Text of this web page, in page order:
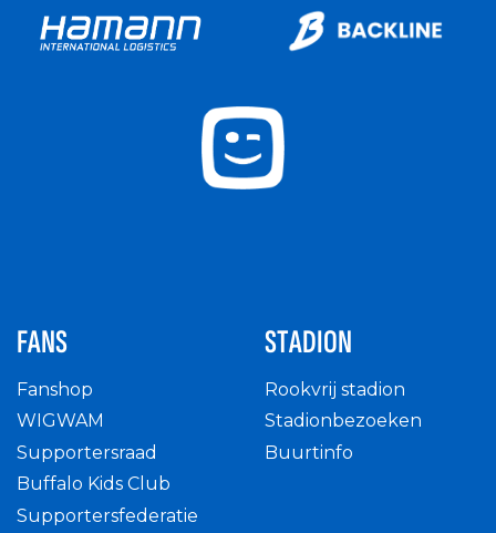
FANS
Fanshop
WIGWAM
Supportersraad
Buffalo Kids Club
Supportersfederatie
STADION
Rookvrij stadion
Stadionbezoeken
Buurtinfo